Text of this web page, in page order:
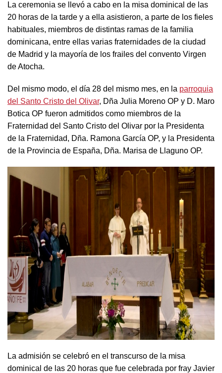
La ceremonia se llevó a cabo en la misa dominical de las
20 horas de la tarde y a ella asistieron, a parte de los fieles
habituales, miembros de distintas ramas de la familia
dominicana, entre ellas varias fraternidades de la ciudad
de Madrid y la mayoría de los frailes del convento Virgen
de Atocha.
Del mismo modo, el día 28 del mismo mes, en la parroquia
del Santo Cristo del Olivar, Dña Julia Moreno OP y D. Maro
Botica OP fueron admitidos como miembros de la
Fraternidad del Santo Cristo del Olivar por la Presidenta
de la Fraternidad, Dña. Ramona García OP, y la Presidenta
de la Provincia de España, Dña. Marisa de Llaguno OP.
La admisión se celebró en el transcurso de la misa
dominical de las 20 horas que fue celebrada por fray Javier